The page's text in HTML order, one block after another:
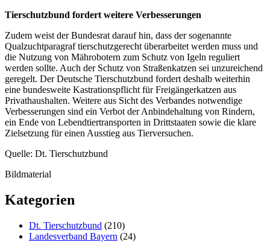
Tierschutzbund fordert weitere Verbesserungen
Zudem weist der Bundesrat darauf hin, dass der sogenannte
Qualzuchtparagraf tierschutzgerecht überarbeitet werden muss und
die Nutzung von Mährobotern zum Schutz von Igeln reguliert
werden sollte. Auch der Schutz von Straßenkatzen sei unzureichend
geregelt. Der Deutsche Tierschutzbund fordert deshalb weiterhin
eine bundesweite Kastrationspflicht für Freigängerkatzen aus
Privathaushalten. Weitere aus Sicht des Verbandes notwendige
Verbesserungen sind ein Verbot der Anbindehaltung von Rindern,
ein Ende von Lebendtiertransporten in Drittstaaten sowie die klare
Zielsetzung für einen Ausstieg aus Tierversuchen.
Quelle: Dt. Tierschutzbund
Bildmaterial
Kategorien
Dt. Tierschutzbund (210)
Landesverband Bayern (24)